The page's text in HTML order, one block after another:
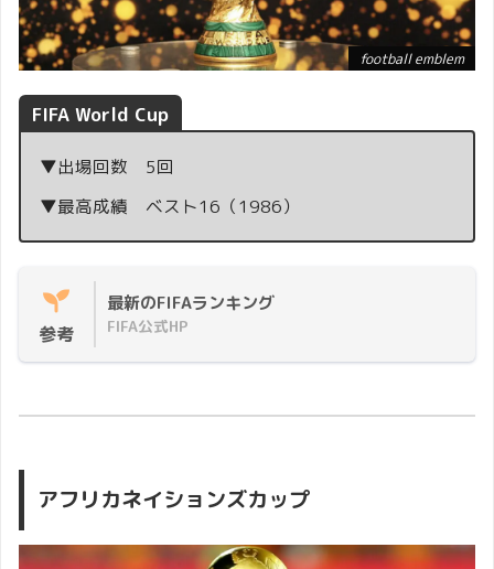
football emblem
FIFA World Cup
▼出場回数 5回
▼最高成績 ベスト16（1986）
参考
最新のFIFAランキング
FIFA公式HP
アフリカネイションズカップ